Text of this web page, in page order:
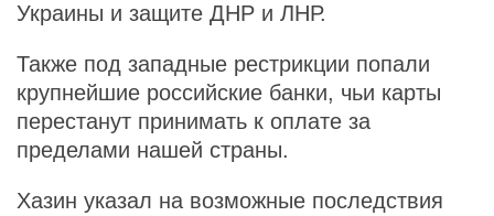
Украины и защите ДНР и ЛНР.
Также под западные рестрикции попали
крупнейшие российские банки, чьи карты
перестанут принимать к оплате за
пределами нашей страны.
Хазин указал на возможные последствия